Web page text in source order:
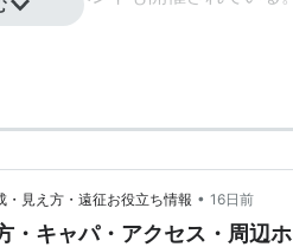
・見え方・遠征お役立ち情報 • 16日前
・キャパ・アクセス・周辺ホ